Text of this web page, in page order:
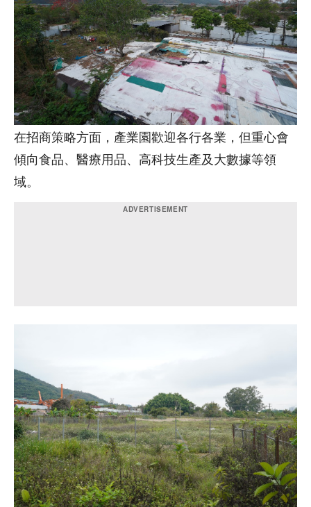
在招商策略方面，產業園歡迎各行各業，但重心會
傾向食品、醫療用品、高科技生產及大數據等領
域。